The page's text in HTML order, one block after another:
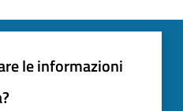
le informazioni